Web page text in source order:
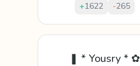
+1622 -265
❚ * Yousry * ✿